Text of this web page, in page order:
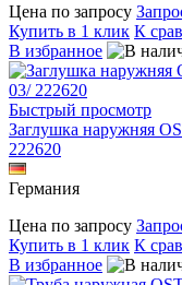
Цена по запросу
Купить в 1 клик К
В избранное
Быстрый просмотр
Заглушка наружняя
222620
Германия
Цена по запросу
Купить в 1 клик К
В избранное